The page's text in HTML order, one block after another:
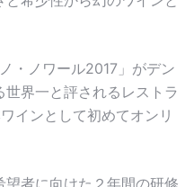
・ノワール2017」がデン
界一と評されるレストラ
インとして初めてオンリ